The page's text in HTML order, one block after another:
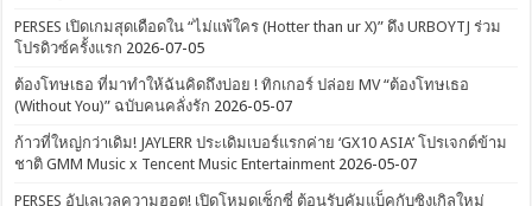
PERSES เปิดเกมสุดเดือดใน “ไม่แพ้ใคร (Hotter than ur X)” ดึง URBOYTJ ร่วม
โปรดิวซ์ครั้งแรก 2026-07-05
ต้องโทษเธอ ที่มาทำให้ฉันคิดถึงบ่อย ! ทิกเกอร์ ปล่อย MV “ต้องโทษเธอ
(Without You)” ฉบับคนคลั่งรัก 2026-05-07
ก้าวที่ใหญ่กว่าเดิม! JAYLERR ประเดิมเบอร์แรกค่าย ‘GX10 ASIA’ โปรเจกต์ข้าม
ชาติ GMM Music x Tencent Music Entertainment 2026-05-07
PERSES อัปเลเวลความฮอต! เปิดโหมดเซ็กซี่ ต้อนรับคัมแบ็คกับซิงเกิลใหม่